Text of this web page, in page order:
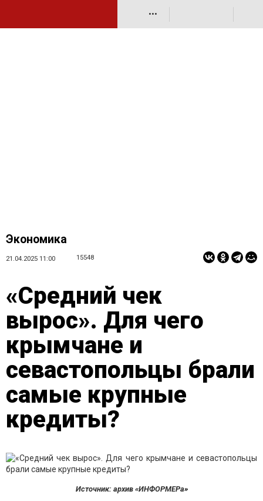
•••
Экономика
21.04.2025 11:00 15548
«Средний чек
вырос». Для чего
крымчане и
севастопольцы брали
самые крупные
кредиты?
Источник: архив «ИНФОРМЕРа»